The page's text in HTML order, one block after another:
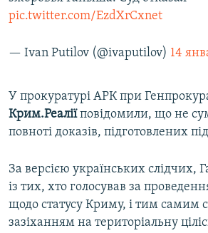
pic.twitter.com/EzdXrCxnet
— Ivan Putilov (@ivaputilov) 14
У прокуратурі АРК при
Крим.Реаліїповідомили, що не
повноті доказів, підготовлених
За версією українських слідчих,
із тих, хто голосував за
щодо статусу Криму, і тим самим
зазіханням на територіальну